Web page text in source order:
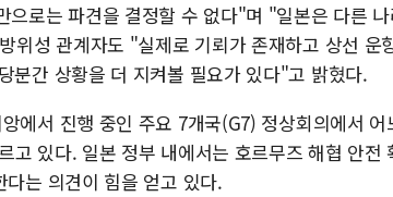
로는 파견을 결정할 수 없다"며 "일본은 다른
위성 관계자도 "실제로 기뢰가 존재하고 상선 운
분간 상황을 더 지켜볼 필요가 있다"고 밝혔다.
에서 진행 중인 주요 7개국(G7) 정상회의에서 어
고 있다. 일본 정부 내에서는 호르무즈 해협 안전
는 의견이 힘을 얻고 있다.